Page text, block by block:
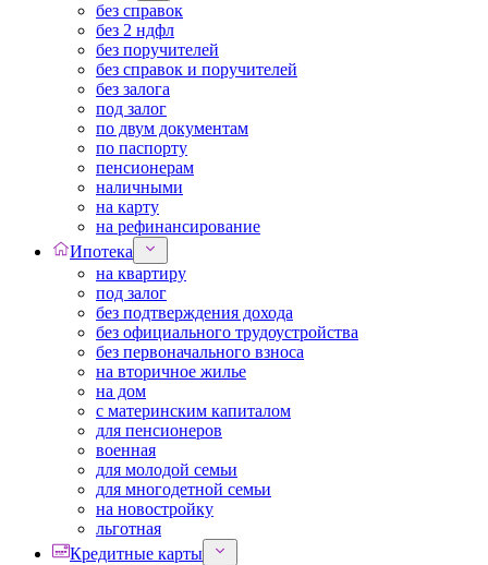
без справок
без 2 ндфл
без поручителей
без справок и поручителей
без залога
под залог
по двум документам
по паспорту
пенсионерам
наличными
на карту
на рефинансирование
Ипотека
на квартиру
под залог
без подтверждения дохода
без официального трудоустройства
без первоначального взноса
на вторичное жилье
на дом
с материнским капиталом
для пенсионеров
военная
для молодой семьи
для многодетной семьи
на новостройку
льготная
Кредитные карты